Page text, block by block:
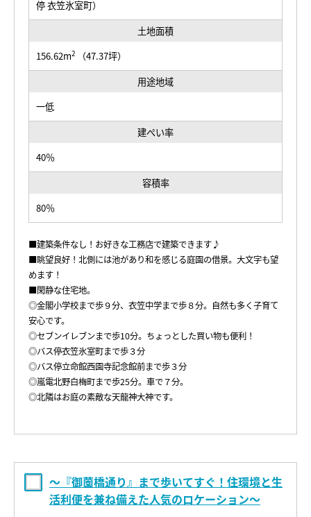
停 衣笠氷室町）
土地面積
156.62m2
（47.37坪）
用途地域
一低
建ぺい率
40％
容積率
80％
■建築条件なし！お好きな工務店で建築できます♪
■眺望良好！北側には池があり和を感じる庭園の借景。大文字も望
めます！
■閑静な住宅地。
◎金閣小学校まで歩９分、衣笠中学まで歩８分。自然も多く子育て
安心です。
◎セブンイレブンまで歩10分。ちょっとした買い物も便利！
◎バス停衣笠氷室町まで歩３分
◎バス停立命館西園寺記念館前まで歩３分
◎嵐電北野白梅町まで歩25分。車で７分。
◎北隣はお庭の素敵な天龍神大神です。
～『御薗橋通り』まで歩いてすぐ！住環境と生
活利便を兼ね備えた人気のロケーション～